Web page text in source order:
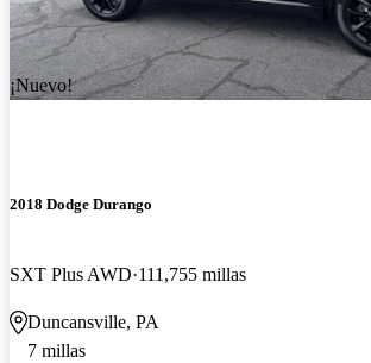
¡Nuevo!
2018 Dodge Durango
SXT Plus AWD 111,755 millas
Duncansville, PA
7 millas